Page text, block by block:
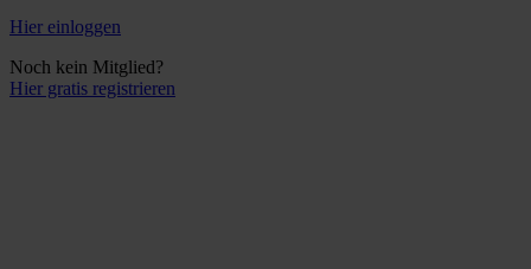
Hier einloggen
Noch kein Mitglied?
Hier gratis registrieren